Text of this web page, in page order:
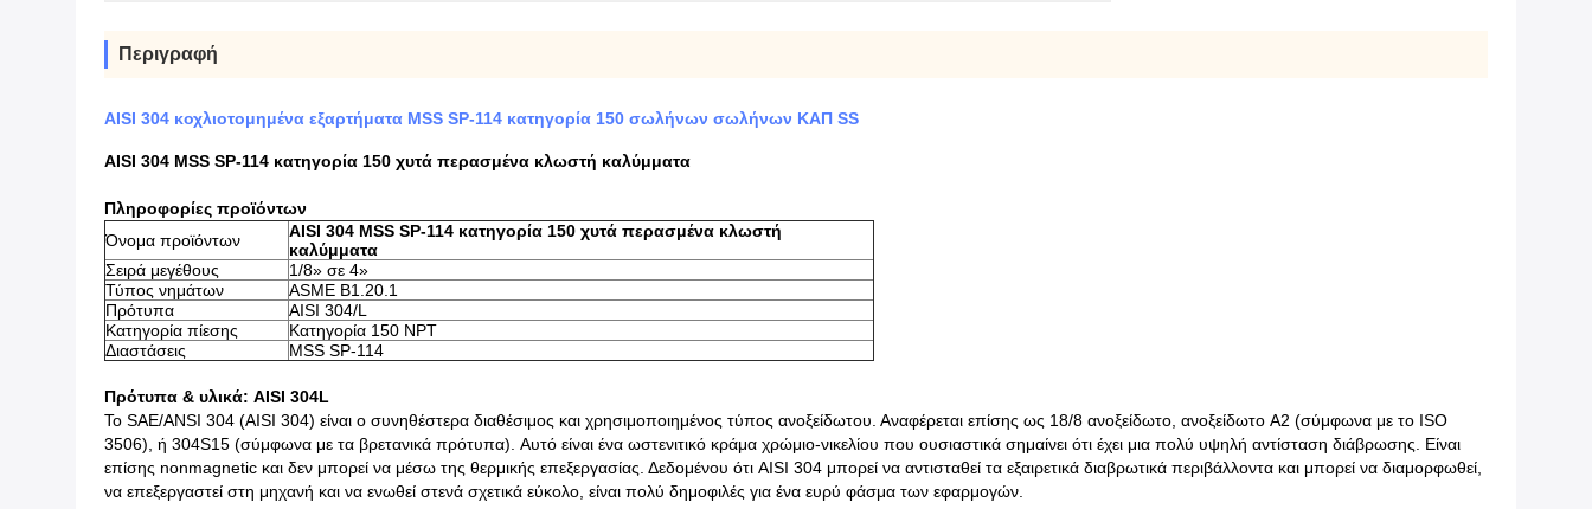
Περιγραφή
AISI 304 κοχλιοτομημένα εξαρτήματα MSS SP-114 κατηγορία 150 σωλήνων σωλήνων ΚΑΠ SS
AISI 304 MSS SP-114 κατηγορία 150 χυτά περασμένα κλωστή καλύμματα
Πληροφορίες προϊόντων
Όνομα προϊόντων
AISI 304 MSS SP-114 κατηγορία 150 χυτά περασμένα κλωστή
καλύμματα
Σειρά μεγέθους
1/8» σε 4»
Τύπος νημάτων
ASME B1.20.1
Πρότυπα
AISI 304/L
Κατηγορία πίεσης
Κατηγορία 150 NPT
Διαστάσεις
MSS SP-114
Πρότυπα & υλικά: AISI 304L
Το SAE/ANSI 304 (AISI 304) είναι ο συνηθέστερα διαθέσιμος και χρησιμοποιημένος τύπος ανοξείδωτου. Αναφέρεται επίσης ως 18/8 ανοξείδωτο, ανοξείδωτο A2 (σύμφωνα με το ISO
3506), ή 304S15 (σύμφωνα με τα βρετανικά πρότυπα). Αυτό είναι ένα ωστενιτικό κράμα χρώμιο-νικελίου που ουσιαστικά σημαίνει ότι έχει μια πολύ υψηλή αντίσταση διάβρωσης. Είναι
επίσης nonmagnetic και δεν μπορεί να μέσω της θερμικής επεξεργασίας. Δεδομένου ότι AISI 304 μπορεί να αντισταθεί τα εξαιρετικά διαβρωτικά περιβάλλοντα και μπορεί να διαμορφωθεί,
να επεξεργαστεί στη μηχανή και να ενωθεί στενά σχετικά εύκολο, είναι πολύ δημοφιλές για ένα ευρύ φάσμα των εφαρμογών.